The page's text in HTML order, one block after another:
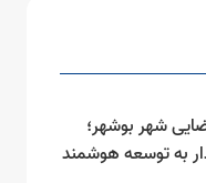
شهر بوشهر؛
به توسعه هوشمند